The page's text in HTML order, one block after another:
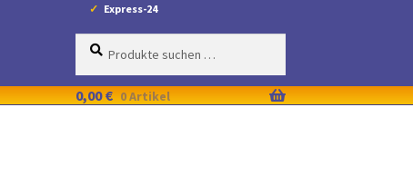
Express-24
Suche
Suchen
0,00€ 0 Artikel